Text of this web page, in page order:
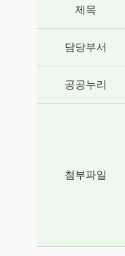
제목
담당부서
공공누리
첨부파일